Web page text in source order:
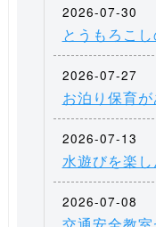
2026-07-30
とうもろこ
2026-07-27
お泊り保育が
2026-07-13
水遊びを楽し
2026-07-08